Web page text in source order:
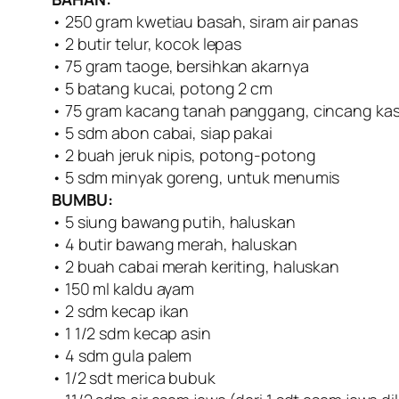
• 250 gram kwetiau basah, siram air panas
• 2 butir telur, kocok lepas
• 75 gram taoge, bersihkan akarnya
• 5 batang kucai, potong 2 cm
• 75 gram kacang tanah panggang, cincang
• 5 sdm abon cabai, siap pakai
• 2 buah jeruk nipis, potong-potong
• 5 sdm minyak goreng, untuk menumis
BUMBU:
• 5 siung bawang putih, haluskan
• 4 butir bawang merah, haluskan
• 2 buah cabai merah keriting, haluskan
• 150 ml kaldu ayam
• 2 sdm kecap ikan
• 1 1/2 sdm kecap asin
• 4 sdm gula palem
• 1/2 sdt merica bubuk